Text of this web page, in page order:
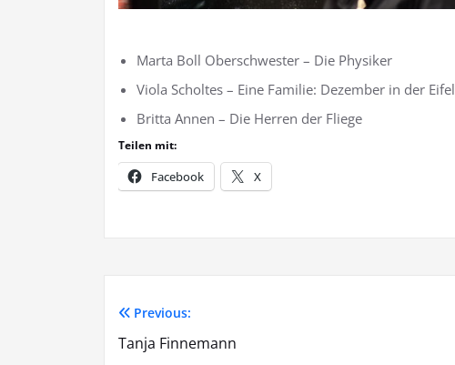
Marta Boll Oberschwester – Die Physiker
Viola Scholtes – Eine Familie: Dezember in der Eifel
Britta Annen – Die Herren der Fliege
Teilen mit:
Facebook X
Beitragsnavigation
Previous:
Tanja Finnemann